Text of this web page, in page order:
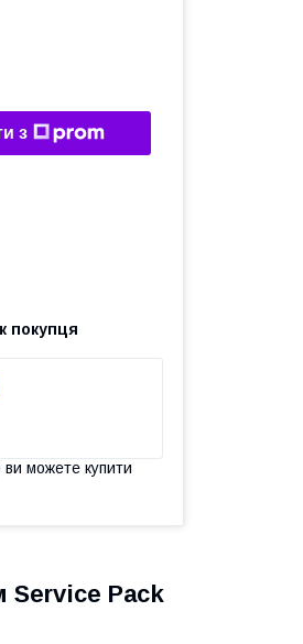
з
покупця
ви можете купити
Service Pack